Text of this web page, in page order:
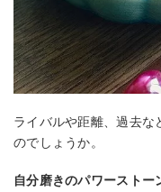
ライバルや距離、過去な
のでしょうか。
自分磨きのパワーストー